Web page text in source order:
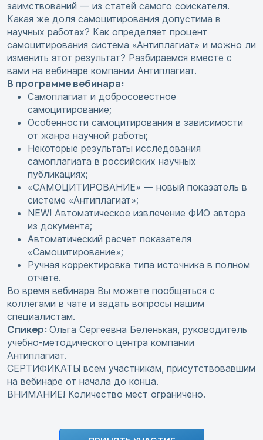
заимствований — из статей самого соискателя.
Какая же доля самоцитирования допустима в
научных работах? Как определяет процент
самоцитирования система «Антиплагиат» и можно ли
изменить этот результат? Разбираемся вместе с
вами на вебинаре компании Антиплагиат.
В программе вебинара:
Самоплагиат и добросовестное
самоцитирование;
Особенности самоцитирования в зависимости
от жанра научной работы;
Некоторые результаты исследования
самоплагиата в российских научных
публикациях;
«САМОЦИТИРОВАНИЕ» — новый показатель в
системе «Антиплагиат»;
NEW! Автоматическое извлечение ФИО автора
из документа;
Автоматический расчет показателя
«Самоцитирование»;
Ручная корректировка типа источника в полном
отчете.
Во время вебинара Вы можете пообщаться с
коллегами в чате и задать вопросы нашим
специалистам.
Спикер: Ольга Сергеевна Беленькая, руководитель
учебно-методического центра компании
Антиплагиат.
СЕРТИФИКАТЫ всем участникам, присутствовавшим
на вебинаре от начала до конца.
ВНИМАНИЕ! Количество мест ограничено.